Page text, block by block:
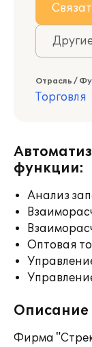
Отрасль /
Торговля
функции:
Анализ
Оптовая
Описание
Фирма